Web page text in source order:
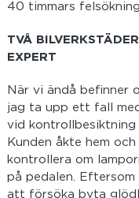
40 timmars
TVÅ
EXPERT
När vi ändå befinner
jag ta upp ett fall
vid
Kunden åkte hem
kontrollera om
på pedalen.
att försöka byta